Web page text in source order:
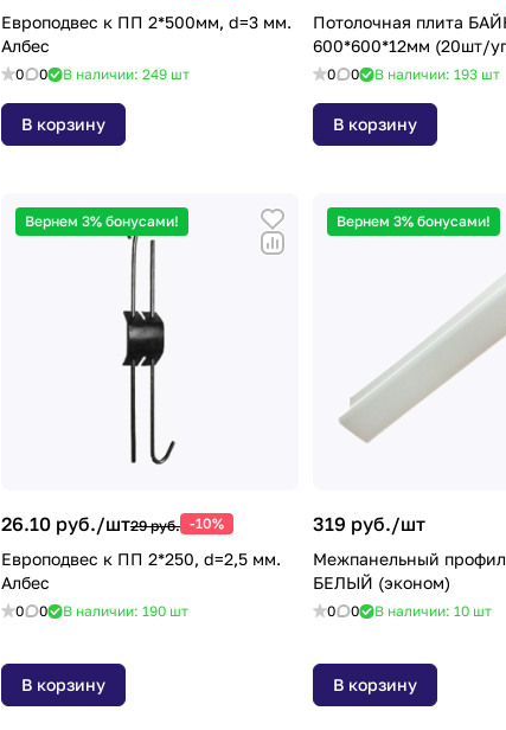
Европодвес к ПП 2*500мм, d=3 мм.
Албес
0 0 В наличии: 249 шт
В корзину
Потолочная плита
600*600*12мм (20шт/
0 0 В наличии: 193 шт
В корзину
Вернем 3% бонусами!
26.10 руб./шт29 руб. -10%
Европодвес к ПП 2*250, d=2,5 мм.
Албес
0 0 В наличии: 190 шт
В корзину
Вернем 3% бонусами!
319 руб./шт
Межпанельный
БЕЛЫЙ (эконом)
0 0 В наличии: 10 шт
В корзину